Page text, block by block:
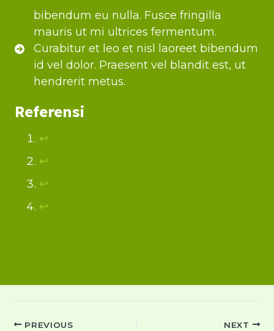
bibendum eu nulla. Fusce fringilla
mauris ut mi ultrices fermentum.
Curabitur et leo et nisl laoreet bibendum
id vel dolor. Praesent vel blandit est, ut
hendrerit metus.
Referensi
↩︎
↩︎
↩︎
↩︎
Post
PREVIOUS NEXT